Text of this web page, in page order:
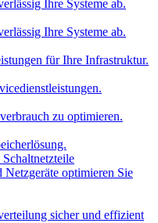
Ihre Systeme ab.
Ihre Systeme ab.
für Ihre Infrastruktur.
zu optimieren.
optimieren Sie
sicher und effizient